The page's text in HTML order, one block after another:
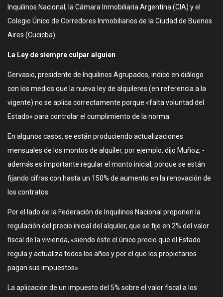
Inquilinos Nacional, la Cámara Inmobiliaria Argentina (CIA) y el
Colegio Único de Corredores Inmobiliarios de la Ciudad de Buenos
Aires (Cucicba).
La Ley de siempre culpar alguien
Gervasio, presidente de Inquilinos Agrupados, indicó en diálogo
con los medios que la nueva ley de alquileres (en referencia a la
vigente) no se aplica correctamente porque «falta voluntad del
Estado» para controlar el cumplimiento de la norma.
En algunos casos, se están produciendo actualizaciones
mensuales de los montos de alquiler, por ejemplo, dijo Muñoz, -
además es importante regular el monto inicial, porque se están
fijando cifras con hasta un 150% de aumento en la renovación de
los contratos.
Por el lado de la Federación de Inquilinos Nacional proponen la
regulación del precio inicial del alquiler, que se fije en 2% del valor
fiscal de la vivienda, «siendo éste el único precio que el Estado
regula y actualiza todos los años y por el que los propietarios
pagan sus impuestos».
La aplicación de un impuesto del 5% sobre el valor fiscal a los